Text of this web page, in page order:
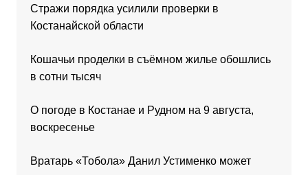
Стражи порядка усилили проверки в
Костанайской области
Кошачьи проделки в съёмном жилье обошлись
в сотни тысяч
О погоде в Костанае и Рудном на 9 августа,
воскресенье
Вратарь «Тобола» Данил Устименко может